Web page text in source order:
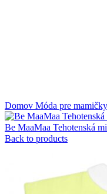
Domov Móda pre mamičky
Be MaaMaa Tehotenská
Back to products